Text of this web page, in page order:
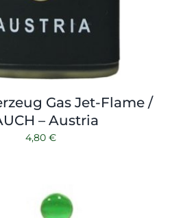
Gas Jet-Flame /
– Austria
4,80 €